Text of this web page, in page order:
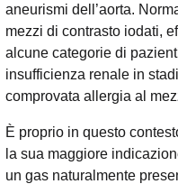
aneurismi dell’aorta.
mezzi di contrasto iodati,
alcune categorie di
insufficienza renale in
comprovata allergia al
È proprio in questo
la sua maggiore
un gas naturalmente